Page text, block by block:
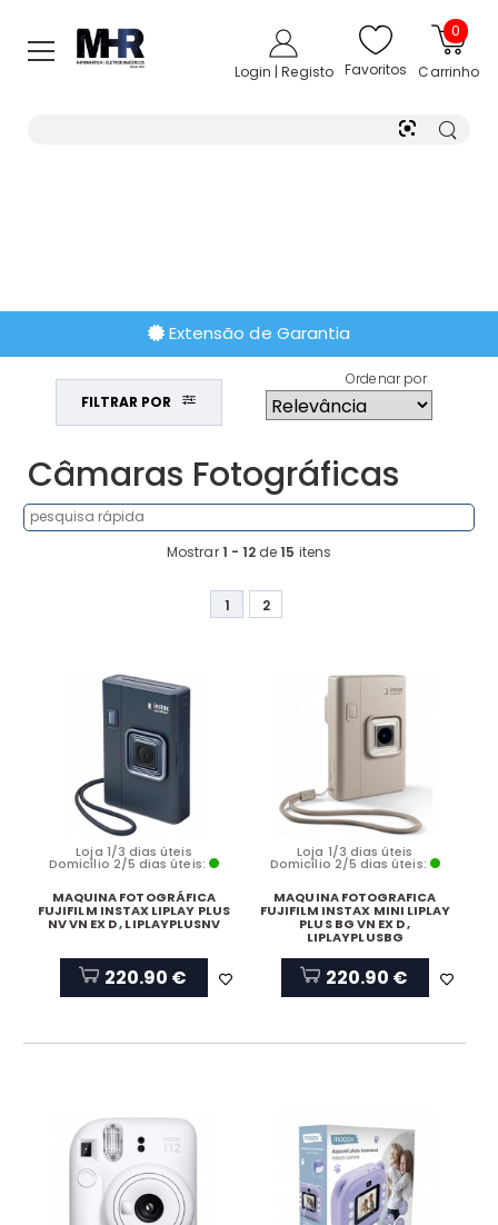
Login | Registo Favoritos
0
Carrinho
Extensão de Garantia
FILTRAR POR
Ordenar por
Câmaras Fotográficas
Mostrar1 - 12 de15 itens
1 2
Loja 1/3 dias úteis
Domicílio 2/5 dias úteis:
MAQUINA FOTOGRÁFICA
FUJIFILM INSTAX LIPLAY PLUS
NV VN EX D , LIPLAYPLUSNV
220.90 €
Loja 1/3 dias úteis
Domicílio 2/5 dias úteis:
MAQUINA FOTOGRAFICA
FUJIFILM INSTAX MINI LIPLAY
PLUS BG VN EX D ,
LIPLAYPLUSBG
220.90 €